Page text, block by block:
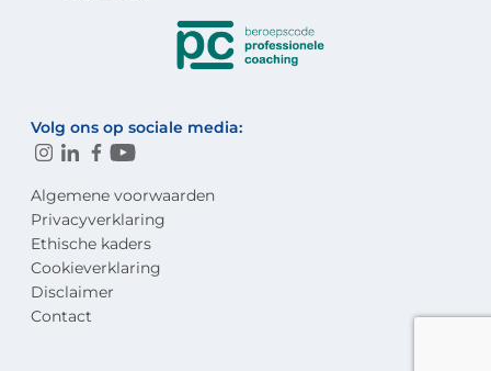
Volg ons op sociale media:
Algemene voorwaarden
Privacyverklaring
Ethische kaders
Cookieverklaring
Disclaimer
Contact